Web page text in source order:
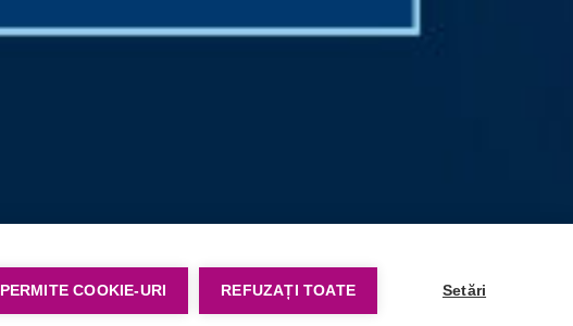
PERMITE COOKIE-URI REFUZAȚI TOATE Setări